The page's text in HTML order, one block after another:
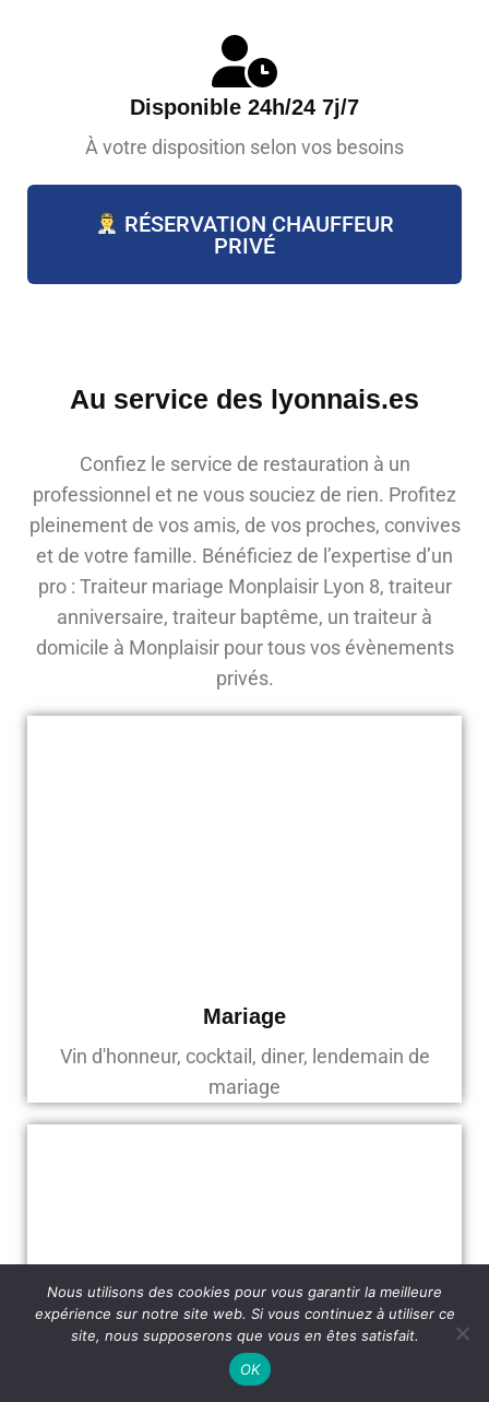
Disponible 24h/24 7j/7
À votre disposition selon vos besoins
RÉSERVATION CHAUFFEUR
PRIVÉ
Au service des lyonnais.es
Confiez le service de restauration à un
professionnel et ne vous souciez de rien. Profitez
pleinement de vos amis, de vos proches, convives
et de votre famille. Bénéficiez de l’expertise d’un
pro : Traiteur mariage Monplaisir Lyon 8, traiteur
anniversaire, traiteur baptême, un traiteur à
domicile à Monplaisir pour tous vos évènements
privés.
Mariage
Vin d'honneur, cocktail, diner, lendemain de
mariage
Nous utilisons des cookies pour vous garantir la meilleure
expérience sur notre site web. Si vous continuez à utiliser ce
site, nous supposerons que vous en êtes satisfait.
OK